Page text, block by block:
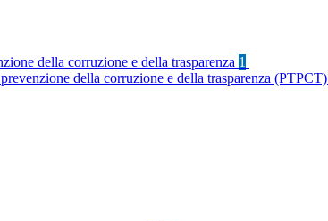
della corruzione e della trasparenza 1
della corruzione e della trasparenza (PTPCT)